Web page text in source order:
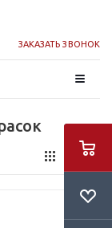
ЗАКАЗАТЬ ЗВОНОК